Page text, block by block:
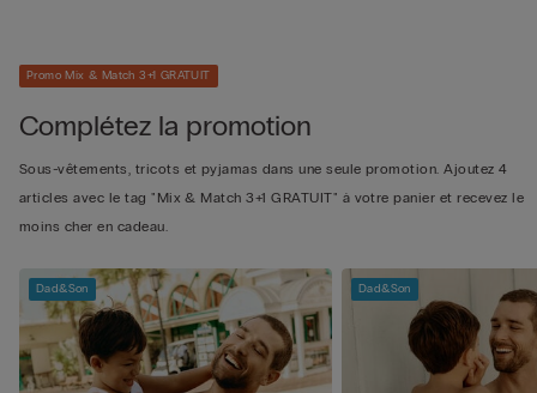
Promo Mix & Match 3+1 GRATUIT
Complétez la promotion
Sous-vêtements, tricots et pyjamas dans une seule promotion. Ajoutez 4
articles avec le tag "Mix & Match 3+1 GRATUIT" à votre panier et recevez le
moins cher en cadeau.
Dad&Son Dad&Son